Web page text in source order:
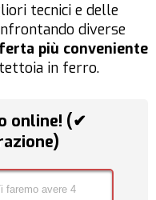
tecnici e delle
diverse
più conveniente
in ferro.
online! (✔